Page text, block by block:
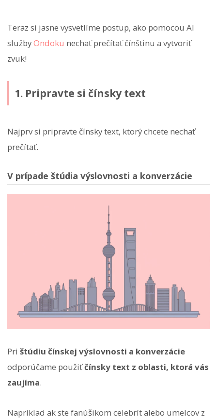
Teraz si jasne vysvetlíme postup, ako pomocou AI
službyOndoku nechať prečítať čínštinu a vytvoriť
zvuk!
1. Pripravte si čínsky text
Najprv si pripravte čínsky text, ktorý chcete nechať
prečítať.
V prípade štúdia výslovnosti a konverzácie
Pri štúdiu čínskej výslovnosti a konverzácie
odporúčame použiťčínsky text z oblasti, ktorá vás
zaujíma.
Napríklad ak ste fanúšikom celebrít alebo umelcov z